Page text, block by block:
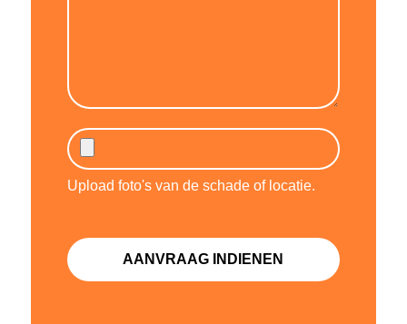
Upload foto's van de schade of locatie.